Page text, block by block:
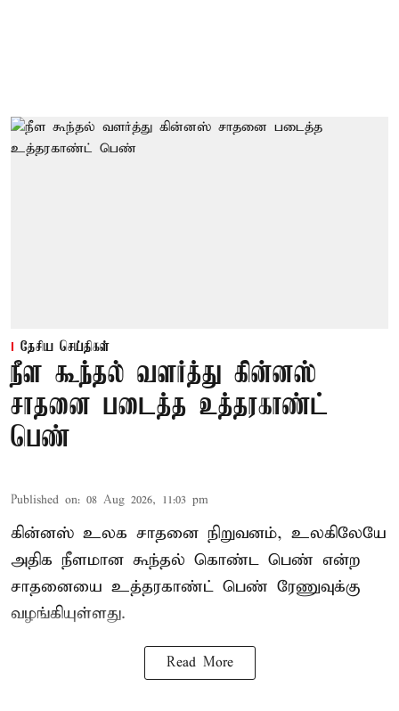
தேசிய செய்திகள்
நீள கூந்தல் வளர்த்து கின்னஸ்
சாதனை படைத்த உத்தரகாண்ட்
பெண்
Published on: 08 Aug 2026, 11:03 pm
கின்னஸ் உலக சாதனை நிறுவனம், உலகிலேயே
அதிக நீளமான கூந்தல் கொண்ட பெண் என்ற
சாதனையை உத்தரகாண்ட் பெண் ரேணுவுக்கு
வழங்கியுள்ளது.
Read More